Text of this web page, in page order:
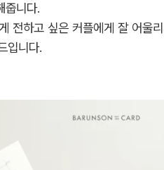
줍니다.
전하고 싶은 커플에게 잘 어울리